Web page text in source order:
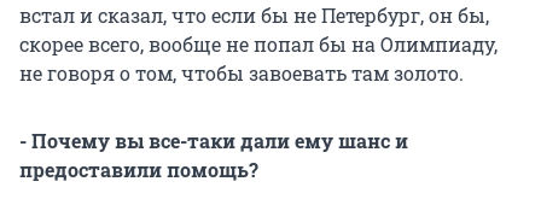
встал и сказал, что если бы не Петербург, он бы,
скорее всего, вообще не попал бы на Олимпиаду,
не говоря о том, чтобы завоевать там золото.
- Почему вы все-таки дали ему шанс и
предоставили помощь?